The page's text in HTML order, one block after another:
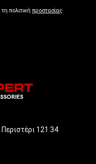
τη πολιτική προστασίας
121 34